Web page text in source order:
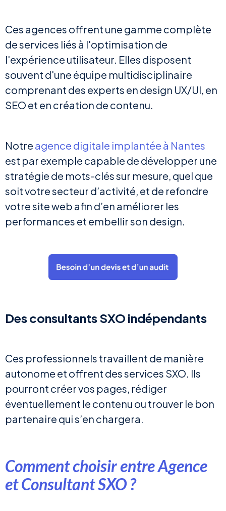
Ces agences offrent une gamme complète
de services liés à l'optimisation de
l'expérience utilisateur. Elles disposent
souvent d'une équipe multidisciplinaire
comprenant des experts en design UX/UI, en
SEO et en création de contenu.
Notre agence digitale implantée à Nantes
est par exemple capable de développer une
stratégie de mots-clés sur mesure, quel que
soit votre secteur d’activité, et de refondre
votre site web afin d’en améliorer les
performances et embellir son design.
Des consultants SXO indépendants
Ces professionnels travaillent de manière
autonome et offrent des services SXO. Ils
pourront créer vos pages, rédiger
éventuellement le contenu ou trouver le bon
partenaire qui s’en chargera.
Comment choisir entre Agence
et Consultant SXO ?